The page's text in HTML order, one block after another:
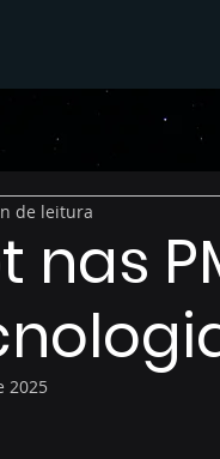
nas
de leitura
2025